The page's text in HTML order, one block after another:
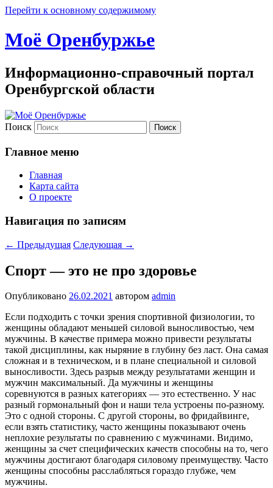
Перейти к основному содержимому
Моё Оренбуржье
Информационно-справочный портал
Оренбургской области
Поиск
Главное меню
Главная
Карта сайта
О проекте
Навигация по записям
← Предыдущая Следующая →
Спорт — это не про здоровье
Опубликовано 26.02.2021 автором admin
Если подходить с точки зрения спортивной физиоло­гии, то
женщины обладают меньшей силовой вынос­ливостью, чем
мужчины. В качестве примера можно привести результаты
такой дисциплины, как ныряние в глубину без ласт. Она самая
сложная и в техническом, и в плане специальной и силовой
выносливости. Здесь разрыв между результатами женщин и
мужчин макси­мальный. Да мужчины и женщины
соревнуются в раз­ных категориях — это естественно. У нас
разный гормо­нальный фон и наши тела устроены по-разному.
Это с одной стороны. С другой стороны, во фридайвин­ге,
если взять статистику, часто женщины показывают очень
неплохие результаты по сравнению с мужчина­ми. Видимо,
женщины за счет специфических качеств способны на то, чего
мужчины достигают благодаря силовому преимуществу. Часто
женщины способны расслабляться гораздо глубже, чем
мужчины.